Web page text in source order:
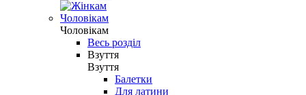
Чоловікам
Чоловікам
Весь розділ
Взуття
Взуття
Балетки
Для латини